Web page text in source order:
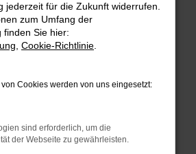
Error
Fehler aufgetreten.
Tipps, die dir helfen können:
Firewall und deine
Webseiten, zum Beispiel deine
Browsererweiterungen.
jederzeit für die Zukunft widerrufen.
zum Umfang der
finden Sie hier:
Cookie-Richtlinie
Cookies werden von uns eingesetzt:
sind erforderlich, um die
der Webseite zu gewährleisten.